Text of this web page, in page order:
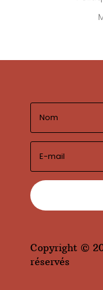
Copyright ©
réservés